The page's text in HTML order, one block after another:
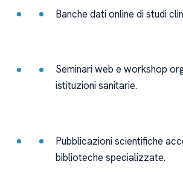
Banche dati online di studi
Seminari web e workshop
istituzioni sanitarie.
Pubblicazioni scientifiche
biblioteche specializzate.